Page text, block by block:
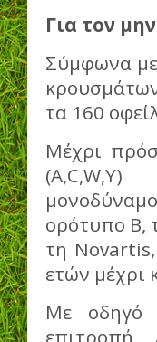
Για τον
Σύμφωνα με
τα 160
Μέχρι
(Α,C,W,Y)
ορότυπο Β,
τη
ετών μέχρι
Με οδηγό
επιτροπή